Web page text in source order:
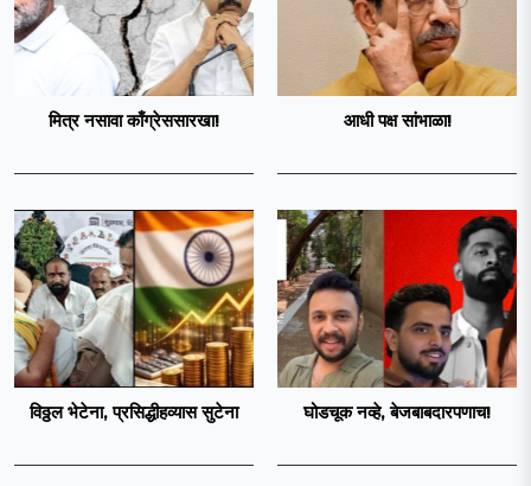
मित्र नसावा काँग्रेससारखा! आधी पक्ष सांभाळा!
विठ्ठल भेटेना, प्रसिद्धीहव्यास सुटेना घोडचूक नव्हे, बेजबाबदारपणाच!